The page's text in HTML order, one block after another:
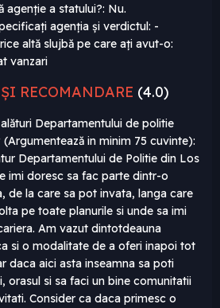
agenție a statului?: Nu.
agenția și verdictul: -
altă slujbă pe care ați avut-o:
vanzari
RECOMANDARE (4.0)
Departamentului de politie
in minim 75 cuvinte):
Departamentului de Politie din Los
imi doresc sa fac parte dintr-o
de la care sa pot invata, langa care
pe toate planurile si unde sa imi
Am vazut dintotdeauna
si o modalitate de a oferi inapoi tot
daca aici asta inseamna sa poti
orasul si sa faci un bine comunitatii
Consider ca daca primesc o